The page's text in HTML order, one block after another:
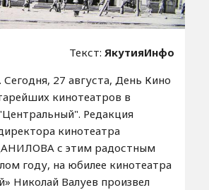
Текст: ЯкутияИнфо
Сегодня, 27 августа, День Кино
кинотеатров в
Редакция
кинотеатра
с этим радостным
году, на юбилее кинотеатра
Николай Валуев произвел